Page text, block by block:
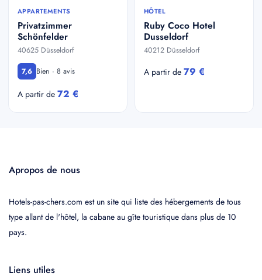
APPARTEMENTS
Privatzimmer
Schönfelder
40625 Düsseldorf
7,6 Bien · 8 avis
A partir de 72 €
HÔTEL
Ruby Coco Hotel
Dusseldorf
40212 Düsseldorf
A partir de 79 €
Apropos de nous
Hotels-pas-chers.com est un site qui liste des hébergements de tous
type allant de l'hôtel, la cabane au gîte touristique dans plus de 10
pays.
Liens utiles